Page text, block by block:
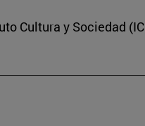
Cultura y Sociedad